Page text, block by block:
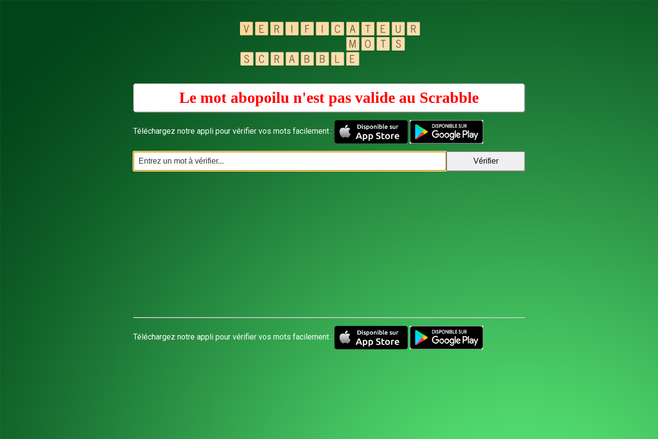
Le mot abopoilu n'est pas valide au Scrabble
Téléchargez notre appli pour vérifier vos mots facilement :
Téléchargez notre appli pour vérifier vos mots facilement :